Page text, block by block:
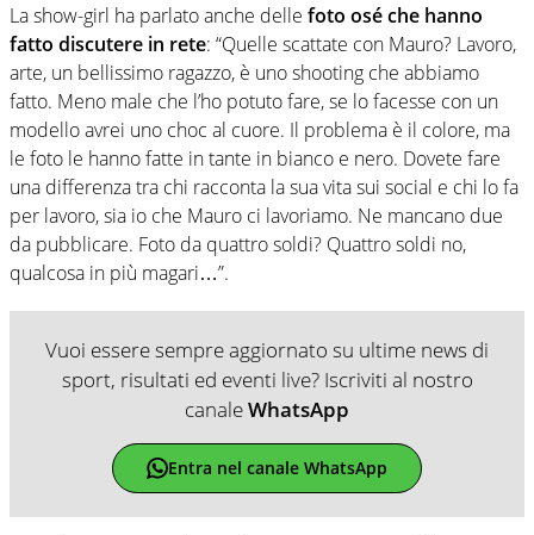
La show-girl ha parlato anche delle foto osé che hanno
fatto discutere in rete: “Quelle scattate con Mauro? Lavoro,
arte, un bellissimo ragazzo, è uno shooting che abbiamo
fatto. Meno male che l’ho potuto fare, se lo facesse con un
modello avrei uno choc al cuore. Il problema è il colore, ma
le foto le hanno fatte in tante in bianco e nero. Dovete fare
una differenza tra chi racconta la sua vita sui social e chi lo fa
per lavoro, sia io che Mauro ci lavoriamo. Ne mancano due
da pubblicare. Foto da quattro soldi? Quattro soldi no,
qualcosa in più magari…”.
Vuoi essere sempre aggiornato su ultime news di
sport, risultati ed eventi live? Iscriviti al nostro
canaleWhatsApp
Entra nel canale WhatsApp